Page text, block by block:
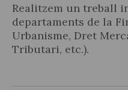
Realitzem un treball
departaments de la
Urbanisme, Dret
Tributari, etc.).